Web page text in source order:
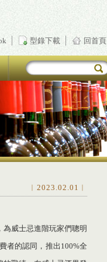
型錄下載 回首頁
︱2023.02.01︱
威士忌進階玩家們聰明
者的認同，推出100%全